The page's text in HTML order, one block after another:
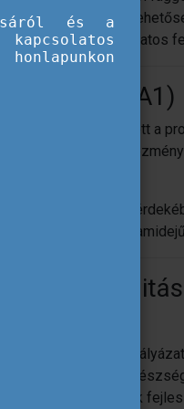
számára kínál
biztosít a fokozatos
(KA1)
2021-2027 között a
szintjein működő
megvalósítása
a rövid
mobilitási projektek
kompetenciáinak,
minőségének
és a